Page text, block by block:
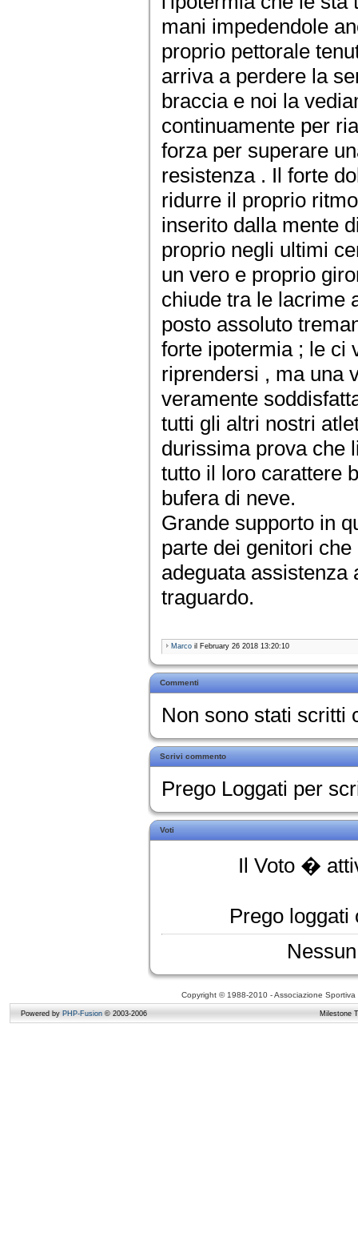
mani impedendole
proprio pettorale
arriva a perdere la
braccia e noi la
continuamente per
forza per superare
resistenza . Il forte
ridurre il proprio
inserito dalla mente
proprio negli ultimi
un vero e proprio
chiude tra le lacrime
posto assoluto
forte ipotermia ; le ci
riprendersi , ma una
veramente
tutti gli altri nostri
durissima prova che
tutto il loro carattere
bufera di neve.
Grande supporto in
parte dei genitori
adeguata assistenza
traguardo.
Marco il February 26 2018 13:20:10
Commenti
Non sono stati scritti
Scrivi commento
Prego Loggati per
Voti
Il Voto �
Prego loggati
Copyright © 1988-2010 - Associazione
Powered by PHP-Fusion © 2003-2006 Milestone